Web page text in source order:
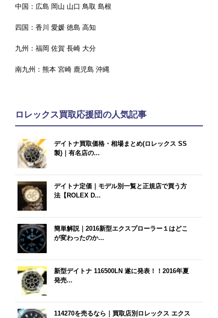
中国： 広島 岡山 山口 鳥取 島根
四国：香川 愛媛 徳島 高知
九州：福岡 佐賀 長崎 大分
南九州：熊本 宮崎 鹿児島 沖縄
ロレックス買取応援団の人気記事
デイトナ買取価格・相場まとめ(ロレックス SS
製)｜有名店の...
デイトナ定価｜モデル別一覧と正規店で買う方
法【ROLEX D...
簡単解説｜2016新型エクスプローラー１はどこ
が変わったのか...
新型デイトナ 116500LN 遂に発表！！2016年夏
発売...
114270を売るなら｜買取店別ロレックス エクス